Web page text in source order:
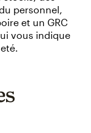
personnel,
et un GRC
vous indique